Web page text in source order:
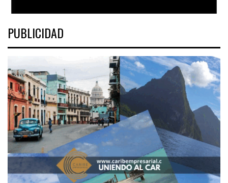
PUBLICIDAD